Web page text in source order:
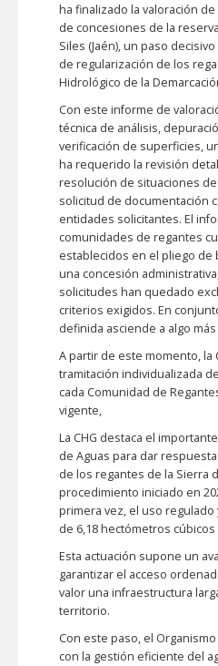
ha finalizado la valoración
de concesiones de la
Siles (Jaén), un paso
de regularización de los
Hidrológico de la
Con este informe de
técnica de análisis,
verificación de superficies,
ha requerido la revisión
resolución de situaciones
solicitud de documentación
entidades solicitantes. El
comunidades de regantes
establecidos en el pliego de
una concesión
solicitudes han quedado
criterios exigidos. En
definida asciende a algo
A partir de este momento, la
tramitación individualizada
cada Comunidad de
vigente,
La CHG destaca el
de Aguas para dar
de los regantes de la Sierra
procedimiento iniciado en
primera vez, el uso
de 6,18 hectómetros
Esta actuación supone un
garantizar el acceso
valor una infraestructura
territorio.
Con este paso, el
con la gestión eficiente del